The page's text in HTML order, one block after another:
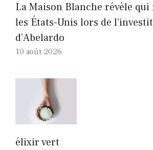
La Maison Blanche révèle
les États-Unis lors de
d’Abelardo
10 août 2026
élixir vert